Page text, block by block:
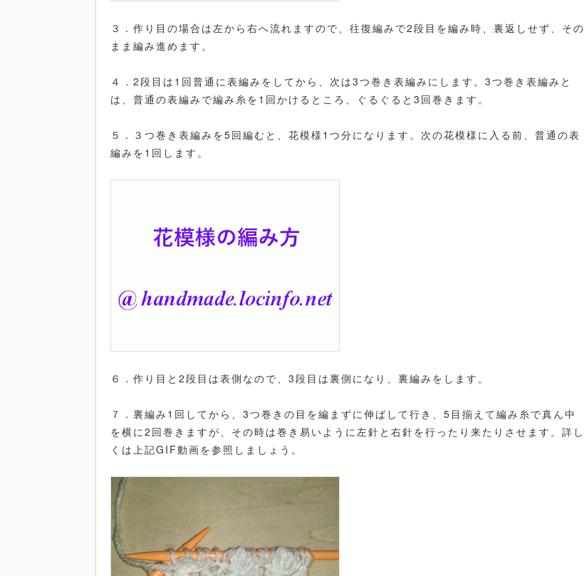
３．作り目の場合は左から右へ流れますので、往復編みで2段目を編み時、裏返しせず、その
まま編み進めます。
４．2段目は1回普通に表編みをしてから、次は3つ巻き表編みにします。3つ巻き表編みと
は、普通の表編みで編み糸を1回かけるところ、ぐるぐると3回巻きます。
５．３つ巻き表編みを5回編むと、花模様1つ分になります。次の花模様に入る前、普通の表
編みを1回します。
６．作り目と2段目は表側なので、3段目は裏側になり、裏編みをします。
７．裏編み1回してから、3つ巻きの目を編まずに伸ばして行き、5目揃えて編み糸で真ん中
を横に2回巻きますが、その時は巻き易いように左針と右針を行ったり来たりさせます。詳し
くは上記GIF動画を参照しましょう。